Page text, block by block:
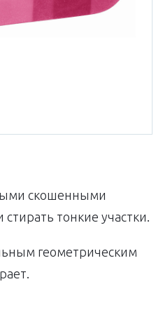
скошенными
тонкие участки.
геометрическим